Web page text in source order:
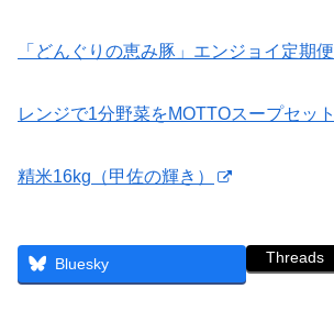
「どんぐりの恵み豚」エンジョイ定期便
レンジで1分野菜をMOTTOスープセット
精米16kg（甲佐の輝き）
Bluesky Threads